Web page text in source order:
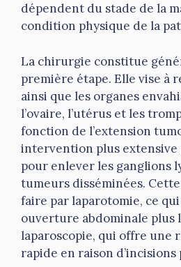
dépendent du stade de la
condition physique de la
La chirurgie constitue
première étape. Elle vise à
ainsi que les organes
l’ovaire, l’utérus et les
fonction de l’extension
intervention plus extensive
pour enlever les ganglions
tumeurs disséminées.
faire par laparotomie, ce
ouverture abdominale plus
laparoscopie, qui offre une
rapide en raison d’incisions